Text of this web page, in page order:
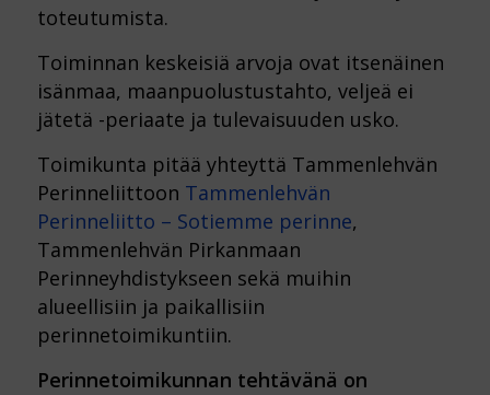
toteutumista.
Toiminnan keskeisiä arvoja ovat itsenäinen
isänmaa, maanpuolustustahto, veljeä ei
jätetä -periaate ja tulevaisuuden usko.
Toimikunta pitää yhteyttä Tammenlehvän
Perinneliittoon Tammenlehvän
Perinneliitto – Sotiemme perinne,
Tammenlehvän Pirkanmaan
Perinneyhdistykseen sekä muihin
alueellisiin ja paikallisiin
perinnetoimikuntiin.
Perinnetoimikunnan tehtävänä on